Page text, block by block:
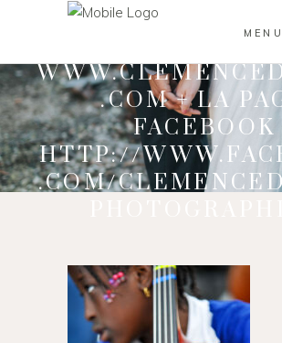
MENU
VISITEZ LE SITE
.COM + LA
FACEBOOK
HTTP://
.COM/